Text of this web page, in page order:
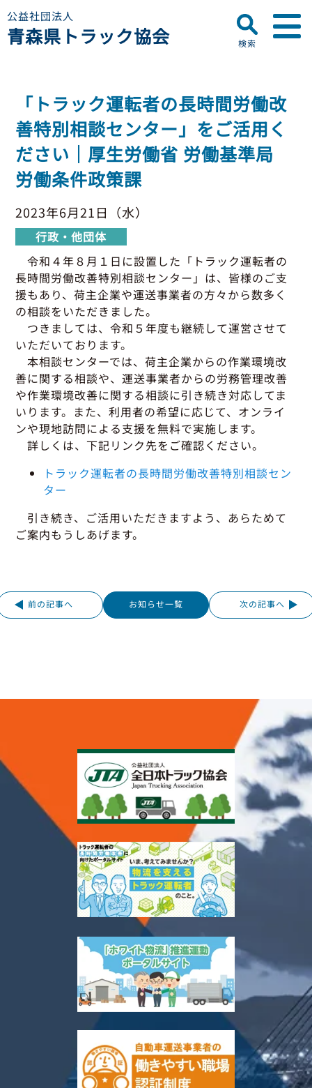
公益社団法人
青森県トラック協会
プロフィール
ディスクロージャー
会員名簿
研修センターのご案内
お知らせ ▼
青森県トラック協会
行政・他団体
セミナー・研修
助成事業
適正化事業
適正化事業について
Gマーク制度について
巡回指導について
運行管理者・整備管理者
適正化だより
会員専用ページ ▼
初任運転者特別指導教育
グッドラーニング
運送申込・書面化アプリ
利用申し込み
活動報告・協会報
貸出用ビデオライブラリ
会員メール登録・会員情報変更
保有車両台数変更
一般の皆さまへ
トラック輸送の役割
緑ナンバートラックとは
Gマークとは
引越安心マークとは
協会の活動
入会のご案内
プライバシーポリシー
お問い合わせ
検索
「トラック運転者の長時間労働改
善特別相談センター」をご活用く
ださい｜厚生労働省 労働基準局
労働条件政策課
2023年6月21日（水）
行政・他団体
令和４年８月１日に設置した「トラック運転者の
長時間労働改善特別相談センター」は、皆様のご支
援もあり、荷主企業や運送事業者の方々から数多く
の相談をいただきました。
つきましては、令和５年度も継続して運営させて
いただいております。
本相談センターでは、荷主企業からの作業環境改
善に関する相談や、運送事業者からの労務管理改善
や作業環境改善に関する相談に引き続き対応してま
いります。 また、利用者の希望に応じて、オンライ
ンや現地訪問による支援を無料で実施します。
詳しくは、下記リンク先をご確認ください。
トラック運転者の長時間労働改善特別相談セン
ター
引き続き、ご活用いただきますよう、あらためて
ご案内もうしあげます。
前の記事へ お知らせ一覧 次の記事へ